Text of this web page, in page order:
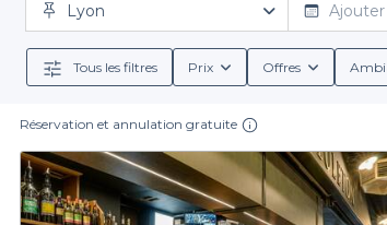
Rousse ou le long des quais du Rhône,
de plats élaborés par des chefs
L’un des grands atouts de notre
que ce soit en termes de capacité, de
des groupements de tables.
Lyon
Tous les filtres Prix Offres
Réservation et annulation gratuite